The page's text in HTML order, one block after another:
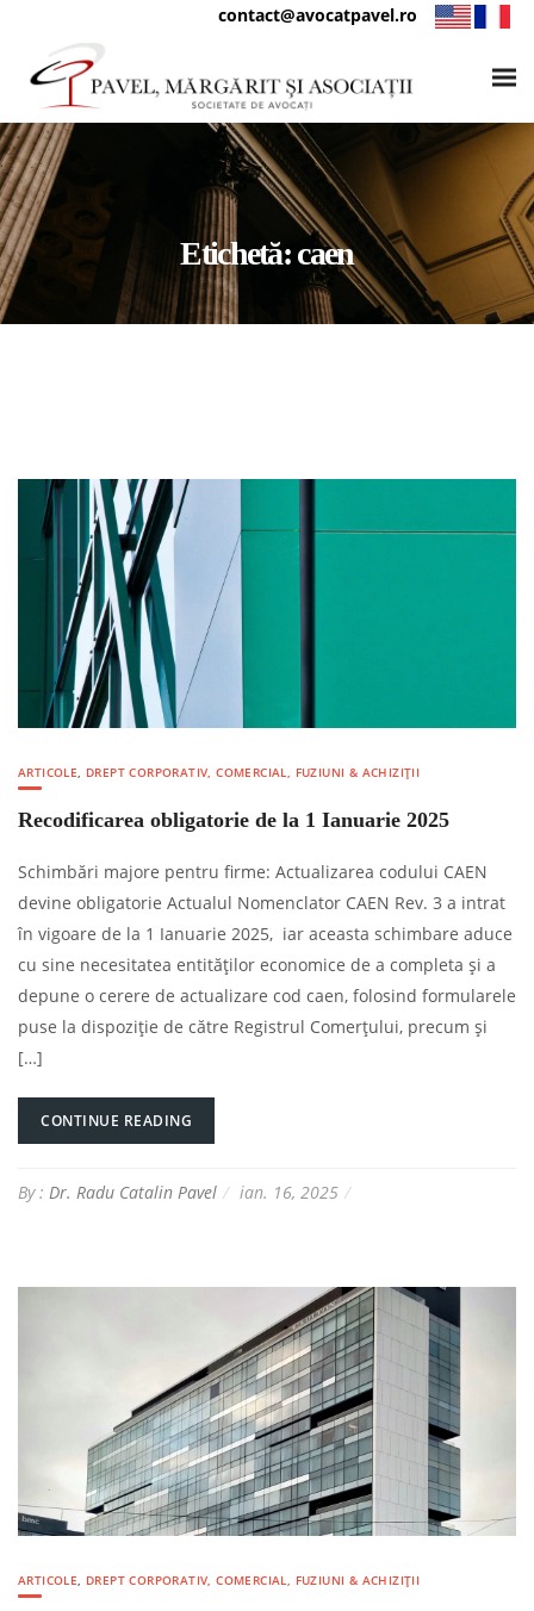
contact@avocatpavel.ro
Etichetă:caen
ARTICOLE, DREPT CORPORATIV, COMERCIAL, FUZIUNI & ACHIZIȚII
Recodificarea obligatorie de la 1 Ianuarie 2025
Schimbări majore pentru firme: Actualizarea codului CAEN
devine obligatorie Actualul Nomenclator CAEN Rev. 3 a intrat
în vigoare de la 1 Ianuarie 2025, iar aceasta schimbare aduce
cu sine necesitatea entităților economice de a completa și a
depune o cerere de actualizare cod caen, folosind formularele
puse la dispoziție de către Registrul Comerțului, precum și
[…]
CONTINUE READING
By : Dr. Radu Catalin Pavel ian. 16, 2025
ARTICOLE, DREPT CORPORATIV, COMERCIAL, FUZIUNI & ACHIZIȚII